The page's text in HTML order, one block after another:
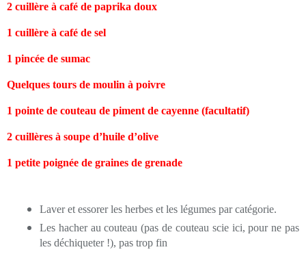
2 cuillère à café de paprika doux
1 cuillère à café de sel
1 pincée de sumac
Quelques tours de moulin à poivre
1 pointe de couteau de piment de cayenne (facultatif)
2 cuillères à soupe d’huile d’olive
1 petite poignée de graines de grenade
Laver et essorer les herbes et les légumes par catégorie.
Les hacher au couteau (pas de couteau scie ici, pour ne pas
les déchiqueter !), pas trop fin